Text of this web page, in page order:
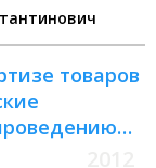
товаров
и